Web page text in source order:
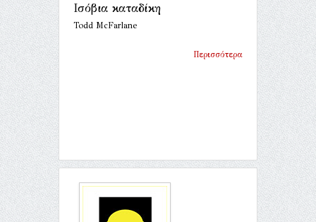
Ισόβια καταδίκη
Todd McFarlane
Περισσότερα